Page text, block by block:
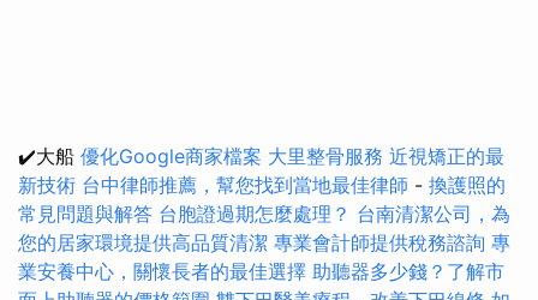
✔️大船 優化Google商家檔案 大里整骨服務 近視矯正的最
新技術 台中律師推薦，幫您找到當地最佳律師 - 換護照的
常見問題與解答 台胞證過期怎麼處理？ 台南清潔公司，為
您的居家環境提供高品質清潔 專業會計師提供稅務諮詢 專
業安養中心，關懷長者的最佳選擇 助聽器多少錢？了解市